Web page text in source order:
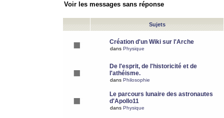
Voir les messages sans réponse
Sujets
Création d'un Wiki sur l'Arche
dans Physique
De l'esprit, de l'historicité et de
l'athéisme.
dans Philosophie
Le parcours lunaire des astronautes
d'Apollo11
dans Physique